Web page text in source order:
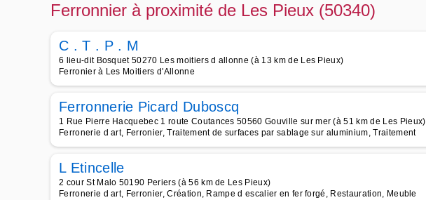
Ferronnier à proximité de Les Pieux (50340)
C . T . P . M
6 lieu-dit Bosquet 50270 Les moitiers d allonne (à 13 km de Les Pieux)
Ferronier à Les Moitiers d'Allonne
Ferronnerie Picard Duboscq
1 Rue Pierre Hacquebec 1 route Coutances 50560 Gouville sur mer (à 51 km de Les Pieux)
Ferronerie d art, Ferronier, Traitement de surfaces par sablage sur aluminium, Traitement
L Etincelle
2 cour St Malo 50190 Periers (à 56 km de Les Pieux)
Ferronerie d art, Ferronier, Création, Rampe d escalier en fer forgé, Restauration, Meuble